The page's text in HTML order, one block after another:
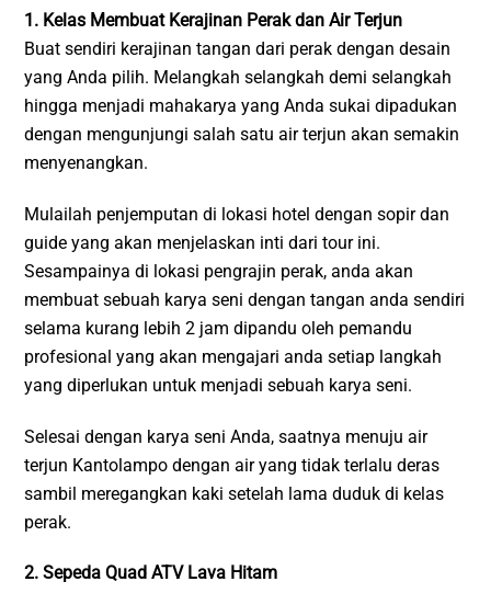
1. Kelas Membuat Kerajinan Perak dan Air Terjun
Buat sendiri kerajinan tangan dari perak dengan desain
yang Anda pilih. Melangkah selangkah demi selangkah
hingga menjadi mahakarya yang Anda sukai dipadukan
dengan mengunjungi salah satu air terjun akan semakin
menyenangkan.
Mulailah penjemputan di lokasi hotel dengan sopir dan
guide yang akan menjelaskan inti dari tour ini.
Sesampainya di lokasi pengrajin perak, anda akan
membuat sebuah karya seni dengan tangan anda sendiri
selama kurang lebih 2 jam dipandu oleh pemandu
profesional yang akan mengajari anda setiap langkah
yang diperlukan untuk menjadi sebuah karya seni.
Selesai dengan karya seni Anda, saatnya menuju air
terjun Kantolampo dengan air yang tidak terlalu deras
sambil meregangkan kaki setelah lama duduk di kelas
perak.
2. Sepeda Quad ATV Lava Hitam